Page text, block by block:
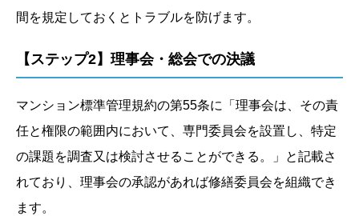
間を規定しておくとトラブルを防げます。
【ステップ2】理事会・総会での決議
マンション標準管理規約の第55条に「理事会は、その責
任と権限の範囲内において、専門委員会を設置し、特定
の課題を調査又は検討させることができる。」と記載さ
れており、理事会の承認があれば修繕委員会を組織でき
ます。